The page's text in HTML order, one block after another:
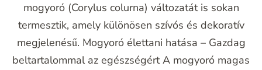
mogyoró (Corylus colurna) változatát is sokan
termesztik, amely különösen szívós és dekoratív
megjelenésű. Mogyoró élettani hatása – Gazdag
beltartalommal az egészségért A mogyoró magas